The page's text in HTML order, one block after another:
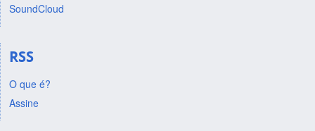
SoundCloud
RSS
O que é?
Assine